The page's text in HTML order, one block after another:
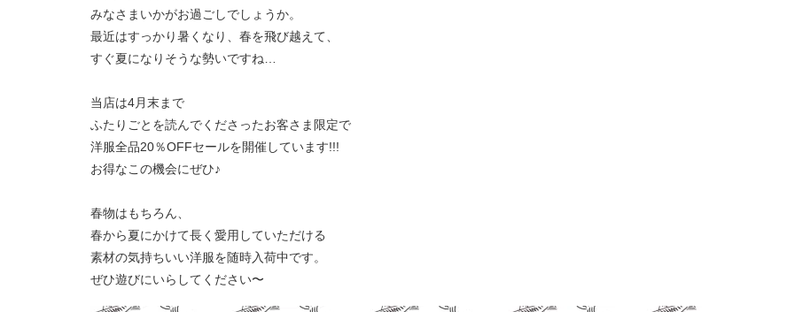
みなさまいかがお過ごしでしょうか。
最近はすっかり暑くなり、春を飛び越えて、
すぐ夏になりそうな勢いですね…
当店は4月末まで
ふたりごとを読んでくださったお客さま限定で
洋服全品20％OFFセールを開催しています!!!
お得なこの機会にぜひ♪
春物はもちろん、
春から夏にかけて長く愛用していただける
素材の気持ちいい洋服を随時入荷中です。
ぜひ遊びにいらしてください〜